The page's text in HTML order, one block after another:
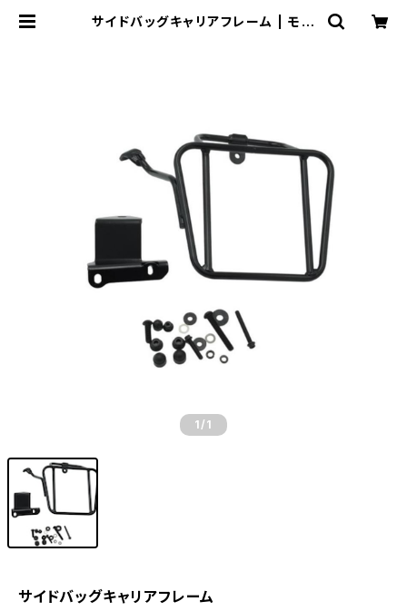
サイドバッグキャリアフレーム | モー
1 /1
サイドバッグキャリアフレーム